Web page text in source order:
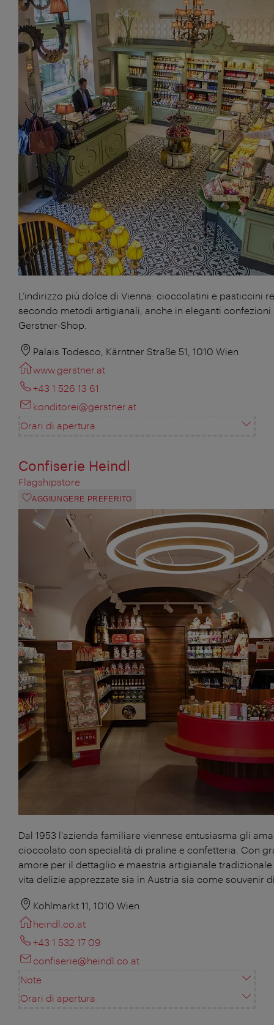
L’indirizzo più dolce di Vienna: cioccolatini e pasticcini
secondo metodi artigianali, anche in eleganti confezioni
Gerstner-Shop.
Palais Todesco, Kärntner Straße 51, 1010 Wien
www.gerstner.at
+43 1 526 13 61
konditorei@gerstner.at
Orari di apertura
Confiserie Heindl
Flagshipstore
AGGIUNGERE PREFERITO
Dal 1953 l'azienda familiare viennese entusiasma gli
cioccolato con specialità di praline e confetteria. Con
amore per il dettaglio e maestria artigianale
vita delizie apprezzate sia in Austria sia come souvenir
Kohlmarkt 11, 1010 Wien
heindl.co.at
+43 1 532 17 09
confiserie@heindl.co.at
Note
Orari di apertura